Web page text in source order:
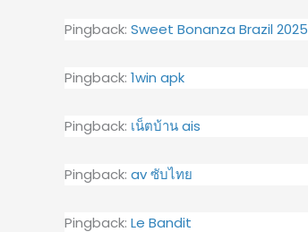
Pingback: Sweet Bonanza Brazil 2025
Pingback: 1win apk
Pingback: เน็ตบ้าน ais
Pingback: av ซับไทย
Pingback: Le Bandit